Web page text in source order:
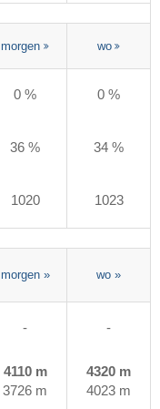
morgen wo
0 % 0 %
36 % 34 %
1020 1023
morgen » wo »
- -
4110 m
3726 m
4320 m
4023 m